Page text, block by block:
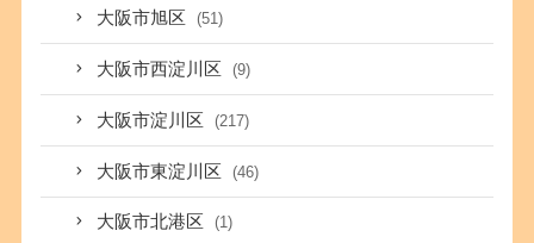
大阪市旭区 (51)
大阪市西淀川区 (9)
大阪市淀川区 (217)
大阪市東淀川区 (46)
大阪市北港区 (1)